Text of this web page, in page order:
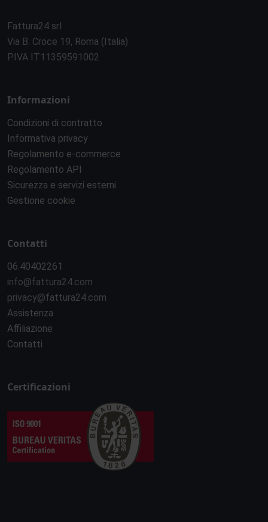
Fattura24 srl
Via B. Croce 19, Roma (Italia)
P.IVA IT11359591002
Informazioni
Condizioni di contratto
Informativa privacy
Regolamento e-commerce
Regolamento API
Sicurezza e servizi esterni
Gestione cookie
Contatti
06.40402261
info@fattura24.com
privacy@fattura24.com
Assistenza
Affiliazione
Contatti
Certificazioni